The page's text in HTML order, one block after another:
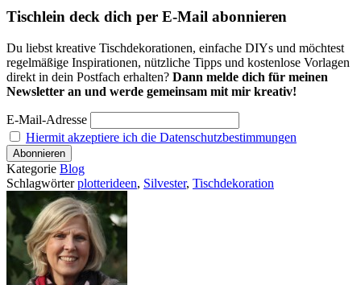
Tischlein deck dich per E-Mail abonnieren
Du liebst kreative Tischdekorationen, einfache DIYs und möchtest
regelmäßige Inspirationen, nützliche Tipps und kostenlose Vorlagen
direkt in dein Postfach erhalten? Dann melde dich für meinen
Newsletter an und werde gemeinsam mit mir kreativ!
E-Mail-Adresse
Hiermit akzeptiere ich die Datenschutzbestimmungen
Kategorie Blog
Schlagwörterplotterideen, Silvester, Tischdekoration